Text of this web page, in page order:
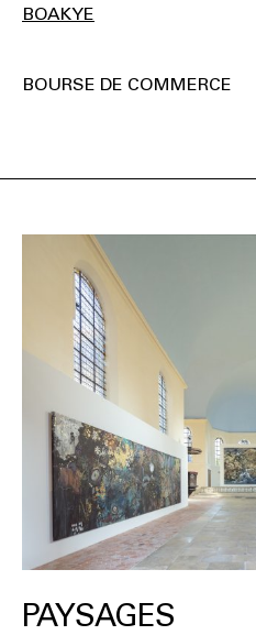
BOAKYE
BOURSE DE COMMERCE
PAYSAGES